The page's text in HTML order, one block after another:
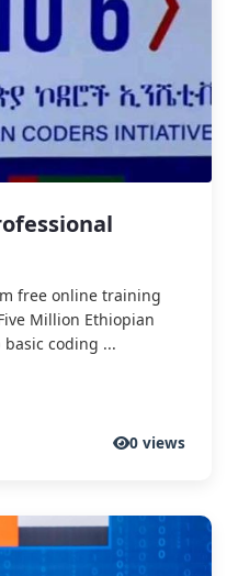
free online training
Million Ethiopian
coding ...
0 views